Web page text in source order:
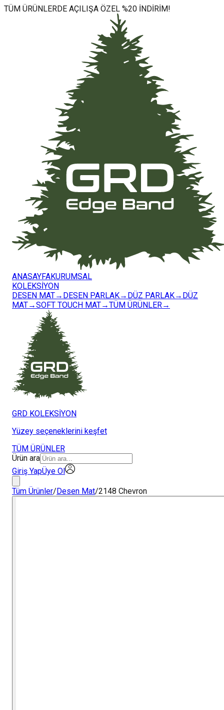
TÜM ÜRÜNLERDE AÇILIŞA ÖZEL %20 İNDİRİM!
ANASAYFAKURUMSAL
KOLEKSİYON
DESEN MAT→ DESEN PARLAK→ DÜZ PARLAK→ DÜZ
MAT→SOFT TOUCH MAT→TÜM ÜRÜNLER→
GRD KOLEKSİYON
Yüzey seçeneklerini keşfet
TÜM ÜRÜNLER
Ürün ara
Giriş YapÜye Ol
Tüm Ürünler/Desen Mat/2148 Chevron